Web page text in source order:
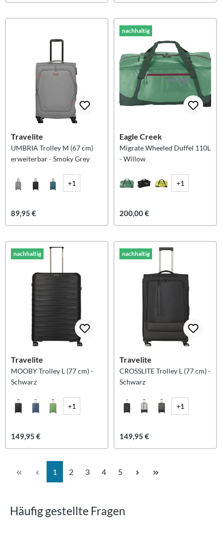
Travelite
UMBRIA Trolley M (67 cm)
erweiterbar - Smoky Grey
+1
89,95 €
nachhaltig
Eagle Creek
Migrate Wheeled Duffel 110L
- Willow
+1
200,00 €
nachhaltig
Travelite
MOOBY Trolley L (77 cm) -
Schwarz
+1
149,95 €
nachhaltig
Travelite
CROSSLITE Trolley L (77 cm) -
Schwarz
+1
149,95 €
Seite
1 Seite
2 Seite
3 Seite
4 Seite
5
Häufig gestellte Fragen